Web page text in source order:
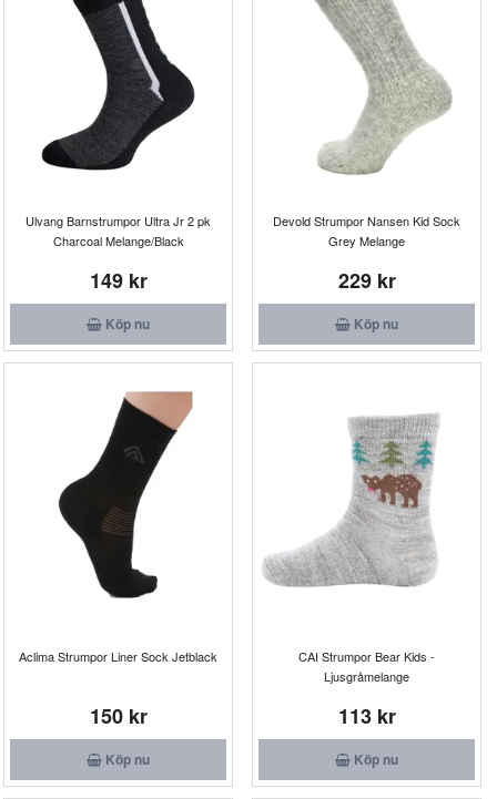
Ulvang Barnstrumpor Ultra Jr 2 pk
Charcoal Melange/Black
149 kr
Köp nu
Devold Strumpor Nansen Kid Sock
Grey Melange
229 kr
Köp nu
Aclima Strumpor Liner Sock Jetblack
150 kr
Köp nu
CAI Strumpor Bear Kids -
Ljusgråmelange
113 kr
Köp nu